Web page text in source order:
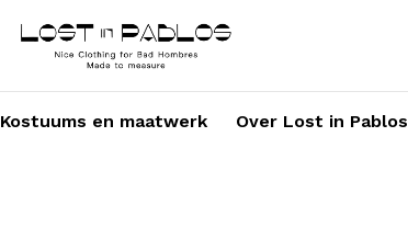
Kostuums en maatwerk Over Lost in Pablos